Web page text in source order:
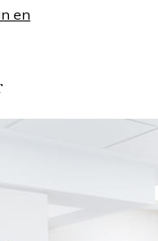
en